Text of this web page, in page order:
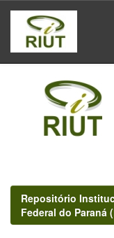
Skip
navigation
Repositório
Federal do Paraná